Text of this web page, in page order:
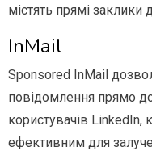
містять прямі заклики
InMail
Sponsored InMail
повідомлення прямо
користувачів LinkedIn,
ефективним для